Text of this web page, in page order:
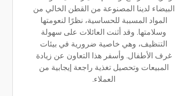
البيضاء لدينا المصنوعة من القطن الخالي من
المواد المسببة للحساسية، نظرًا لنعومتها
وسلامتها. وقد أثنت العائلات على سهولة
التنظيف، وهي خاصية ضرورية في بيئات
غرف الأطفال. وأسفر هذا التعاون عن زيادة
المبيعات وتحصيل تغذية راجعة إيجابية من
العملاء.